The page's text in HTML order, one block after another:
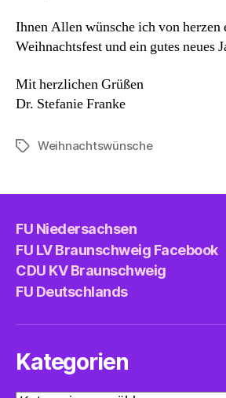
Ihnen Allen wünsche ich von herzen
Weihnachtsfest und ein gutes neues
Mit herzlichen Grüßen
Dr. Stefanie Franke
Schlagwörter
Weihnachtswünsche
FU Niedersachsen
FU LV Braunschweig Facebook
CDU KV Braunschweig
FU Deutschlands
Kategorien